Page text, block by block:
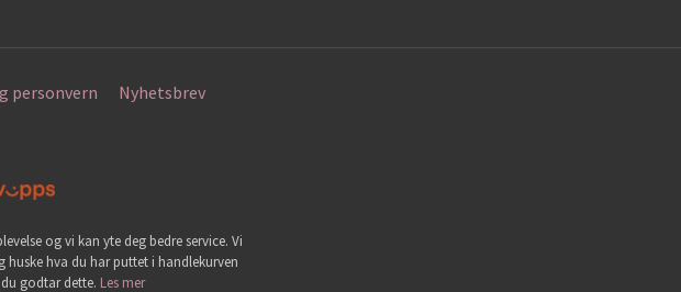
personvern Nyhetsbrev
og vi kan yte deg bedre service. Vi
hva du har puttet i handlekurven
godtar dette. Les mer